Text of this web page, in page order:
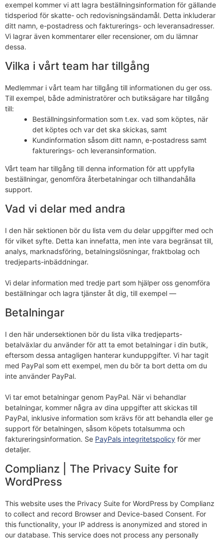
exempel kommer vi att lagra beställningsinformation för gällande
tidsperiod för skatte- och redovisningsändamål. Detta inkluderar
ditt namn, e-postadress och fakturerings- och leveransadresser.
Vi lagrar även kommentarer eller recensioner, om du lämnar
dessa.
Vilka i vårt team har tillgång
Medlemmar i vårt team har tillgång till informationen du ger oss.
Till exempel, både administratörer och butiksägare har tillgång
till:
Beställningsinformation som t.ex. vad som köptes, när
det köptes och var det ska skickas, samt
Kundinformation såsom ditt namn, e-postadress samt
fakturerings- och leveransinformation.
Vårt team har tillgång till denna information för att uppfylla
beställningar, genomföra återbetalningar och tillhandahålla
support.
Vad vi delar med andra
I den här sektionen bör du lista vem du delar uppgifter med och
för vilket syfte. Detta kan innefatta, men inte vara begränsat till,
analys, marknadsföring, betalningslösningar, fraktbolag och
tredjeparts-inbäddningar.
Vi delar information med tredje part som hjälper oss genomföra
beställningar och lagra tjänster åt dig, till exempel —
Betalningar
I den här undersektionen bör du lista vilka tredjeparts-
betalväxlar du använder för att ta emot betalningar i din butik,
eftersom dessa antagligen hanterar kunduppgifter. Vi har tagit
med PayPal som ett exempel, men du bör ta bort detta om du
inte använder PayPal.
Vi tar emot betalningar genom PayPal. När vi behandlar
betalningar, kommer några av dina uppgifter att skickas till
PayPal, inklusive information som krävs för att behandla eller ge
support för betalningen, såsom köpets totalsumma och
faktureringsinformation. Se PayPals integritetspolicy för mer
detaljer.
Complianz | The Privacy Suite for
WordPress
This website uses the Privacy Suite for WordPress by Complianz
to collect and record Browser and Device-based Consent. For
this functionality, your IP address is anonymized and stored in
our database. This service does not process any personally